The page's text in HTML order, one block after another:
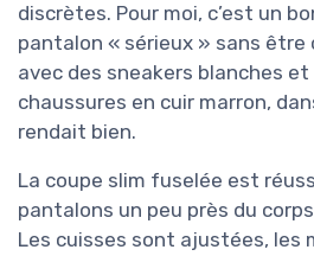
discrètes. Pour moi, c’est un
pantalon « sérieux » sans être
avec des sneakers blanches
chaussures en cuir marron,
rendait bien.
La coupe slim fuselée est
pantalons un peu près du
Les cuisses sont ajustées, les